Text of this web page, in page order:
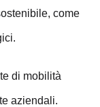
come
di mobilità
aziendali.